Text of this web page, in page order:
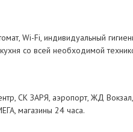
Wi-Fi, индивидуальный
со всей необходимой
СК ЗАРЯ, аэропорт, ЖД
магазины 24 часа.